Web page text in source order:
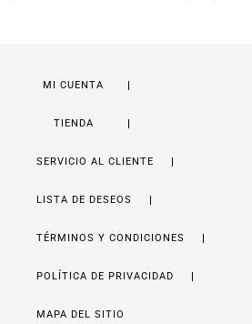
MI CUENTA
TIENDA
SERVICIO AL CLIENTE
LISTA DE DESEOS
TÉRMINOS Y CONDICIONES
POLÍTICA DE PRIVACIDAD
MAPA DEL SITIO